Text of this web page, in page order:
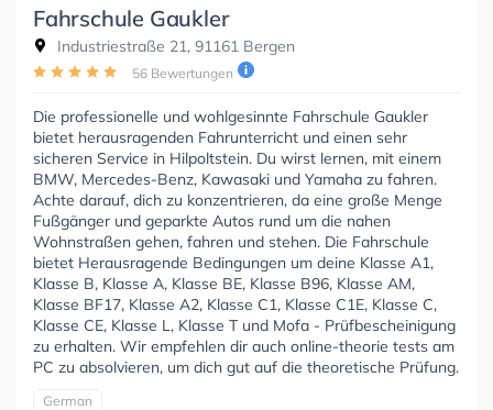
Fahrschule Gaukler
Industriestraße 21, 91161 Bergen
56 Bewertungen
Die professionelle und wohlgesinnte Fahrschule Gaukler
bietet herausragenden Fahrunterricht und einen sehr
sicheren Service in Hilpoltstein. Du wirst lernen, mit einem
BMW, Mercedes-Benz, Kawasaki und Yamaha zu fahren.
Achte darauf, dich zu konzentrieren, da eine große Menge
Fußgänger und geparkte Autos rund um die nahen
Wohnstraßen gehen, fahren und stehen. Die Fahrschule
bietet Herausragende Bedingungen um deine Klasse A1,
Klasse B, Klasse A, Klasse BE, Klasse B96, Klasse AM,
Klasse BF17, Klasse A2, Klasse C1, Klasse C1E, Klasse C,
Klasse CE, Klasse L, Klasse T und Mofa - Prüfbescheinigung
zu erhalten. Wir empfehlen dir auch online-theorie tests am
PC zu absolvieren, um dich gut auf die theoretische Prüfung.
German